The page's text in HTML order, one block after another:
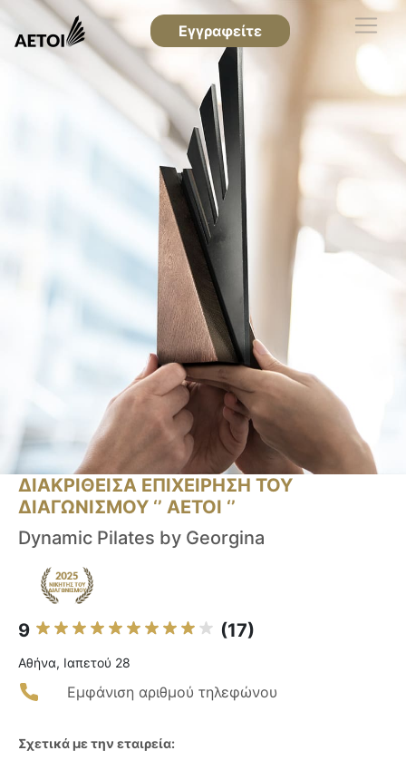
Εγγραφείτε
ΔΙΑΚΡΙΘΕΙΣΑ ΕΠΙΧΕΙΡΗΣΗ ΤΟΥ
ΔΙΑΓΩΝΙΣΜΟΥ ‘’ ΑΕΤΟΙ ‘’
Dynamic Pilates by Georgina
9 (17)
Αθήνα, Ιαπετού 28
Εμφάνιση αριθμού τηλεφώνου
Σχετικά με την εταιρεία: